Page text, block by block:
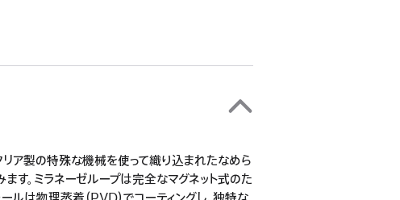
ア製の特殊な機械を使って織り込まれたなめら
す。ミラネーゼループは完全なマグネット式のた